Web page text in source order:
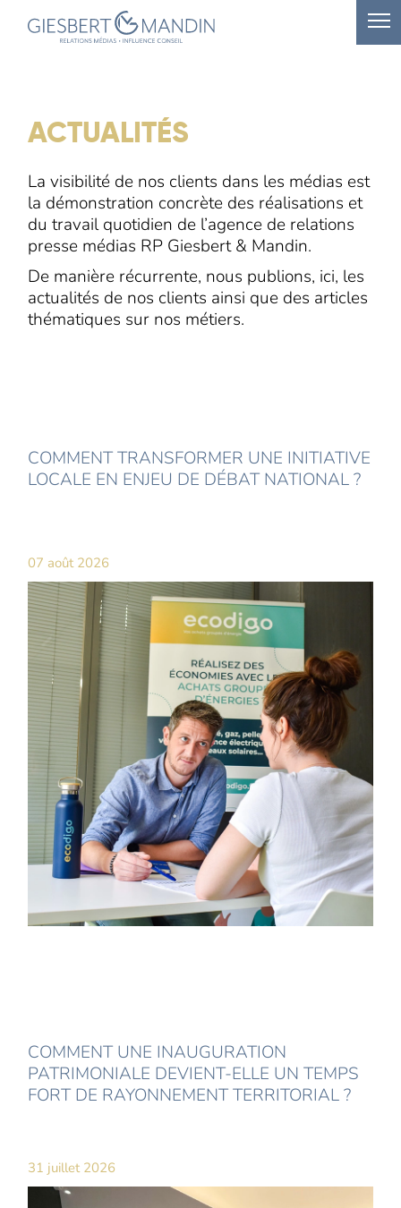
ACTUALITÉS
La visibilité de nos clients dans les médias est
la démonstration concrète des réalisations et
du travail quotidien de l’agence de relations
presse médias RP Giesbert & Mandin.
De manière récurrente, nous publions, ici, les
actualités de nos clients ainsi que des articles
thématiques sur nos métiers.
COMMENT TRANSFORMER UNE INITIATIVE
LOCALE EN ENJEU DE DÉBAT NATIONAL ?
07 août 2026
COMMENT UNE INAUGURATION
PATRIMONIALE DEVIENT-ELLE UN TEMPS
FORT DE RAYONNEMENT TERRITORIAL ?
31 juillet 2026